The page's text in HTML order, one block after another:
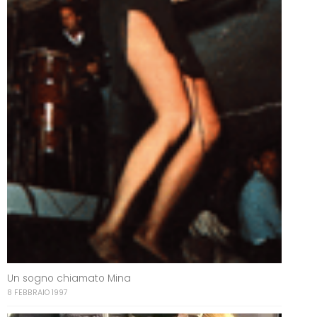
Un sogno chiamato Mina
8 FEBBRAIO 1997